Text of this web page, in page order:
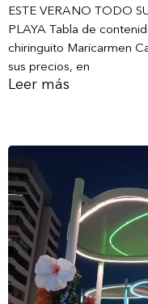
ESTE VERANO TODO
PLAYA Tabla de
chiringuito Maricarmen
sus precios, en
Leer más